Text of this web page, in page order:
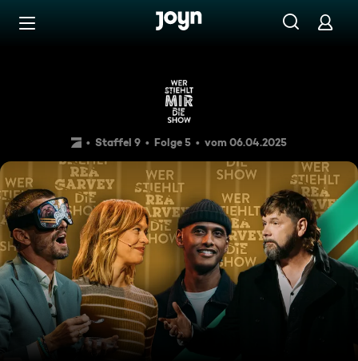
Zum Inhalt springen
Wer stiehlt Rea Garvey die
Staffel 9 Folge 5 vom 06.04.2025